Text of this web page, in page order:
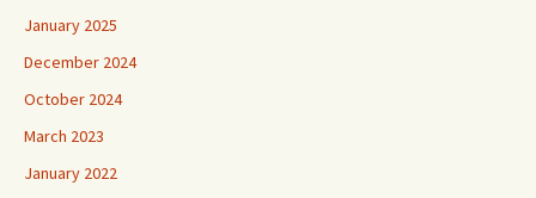
January 2025
December 2024
October 2024
March 2023
January 2022